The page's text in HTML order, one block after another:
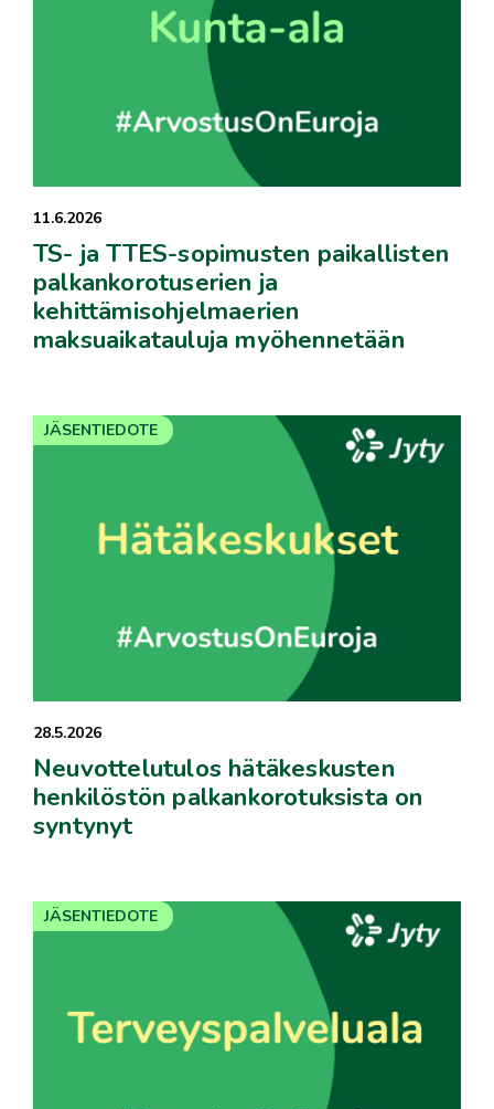
11.6.2026
TS- ja TTES-sopimusten paikallisten
palkankorotuserien ja
kehittämisohjelmaerien
maksuaikatauluja myöhennetään
28.5.2026
Neuvottelutulos hätäkeskusten
henkilöstön palkankorotuksista on
syntynyt
JÄSENTIEDOTE
JÄSENTIEDOTE